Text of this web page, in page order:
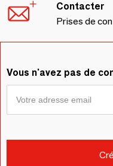
Contacter
Prises de
Vous n'avez pas de